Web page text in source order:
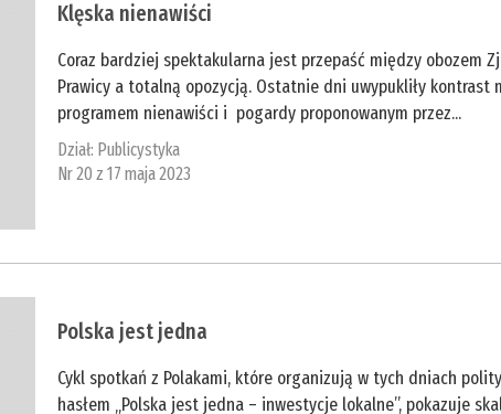
Klęska nienawiści
Coraz bardziej spektakularna jest przepaść między obozem
Prawicy a totalną opozycją. Ostatnie dni uwypukliły kontrast
programem nienawiści i pogardy proponowanym przez...
Dział: Publicystyka
Nr 20 z 17 maja 2023
Polska jest jedna
Cykl spotkań z Polakami, które organizują w tych dniach
hasłem „Polska jest jedna – inwestycje lokalne”, pokazuje